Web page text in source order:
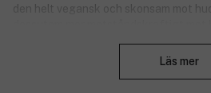
den helt vegansk och skonsam mot
densitet gör den perfekt för att buffa
Läs mer